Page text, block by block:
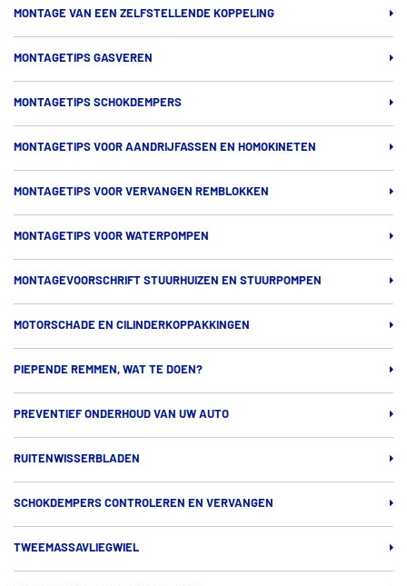
MONTAGE VAN EEN ZELFSTELLENDE KOPPELING
MONTAGETIPS GASVEREN
MONTAGETIPS SCHOKDEMPERS
MONTAGETIPS VOOR AANDRIJFASSEN EN HOMOKINETEN
MONTAGETIPS VOOR VERVANGEN REMBLOKKEN
MONTAGETIPS VOOR WATERPOMPEN
MONTAGEVOORSCHRIFT STUURHUIZEN EN STUURPOMPEN
MOTORSCHADE EN CILINDERKOPPAKKINGEN
PIEPENDE REMMEN, WAT TE DOEN?
PREVENTIEF ONDERHOUD VAN UW AUTO
RUITENWISSERBLADEN
SCHOKDEMPERS CONTROLEREN EN VERVANGEN
TWEEMASSAVLIEGWIEL